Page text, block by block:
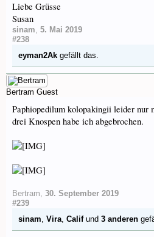
Liebe Grüsse
Susan
sinam, 5. Mai 2019
#238
eyman2Ak gefällt das.
Bertram Guest
Paphiopedilum kolopakingii leider
drei Knospen habe ich abgebrochen.
Bertram, 30. September 2019
#239
sinam, Vira, Califund 3 anderen